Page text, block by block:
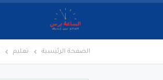
الصفحة الرئيسية تعليم